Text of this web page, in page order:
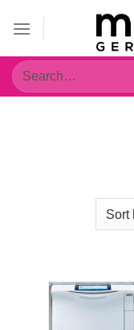
Inhalt
Search
for: